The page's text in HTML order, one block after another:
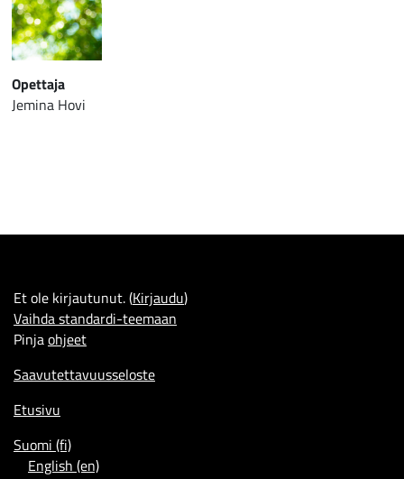
Opettaja
Jemina Hovi
Et ole kirjautunut. (Kirjaudu)
Vaihda standardi-teemaan
Pinjaohjeet
Saavutettavuusseloste
Etusivu
Suomi ‎(fi)‎
English ‎(en)‎